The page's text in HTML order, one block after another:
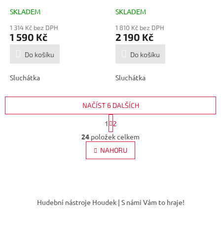
SKLADEM
1 314 Kč bez DPH
1 590 Kč
Do košíku
Sluchátka
SKLADEM
1 810 Kč bez DPH
2 190 Kč
Do košíku
Sluchátka
O
v
l
á
p
NAČÍST 6 DALŠÍCH
t
r
á
n
k
í
1
2
24 položek celkem
NAHORU
Hudební nástroje Houdek | S námi Vám to hraje!